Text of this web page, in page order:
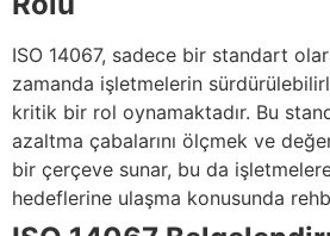
ISO 14067, sadece bir standart
zamanda işletmelerin
kritik bir rol oynamaktadır. Bu
azaltma çabalarını ölçmek ve
bir çerçeve sunar, bu da
hedeflerine ulaşma konusunda